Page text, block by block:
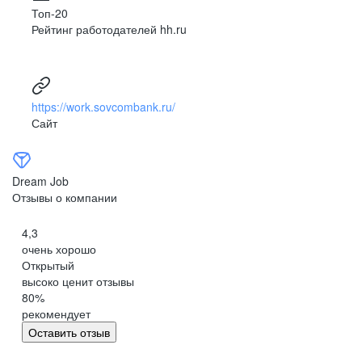
Топ-20
Рейтинг работодателей hh.ru
https://work.sovcombank.ru/
Сайт
Dream Job
Отзывы о компании
4,3
очень хорошо
Открытый
высоко ценит отзывы
80%
рекомендует
Оставить отзыв